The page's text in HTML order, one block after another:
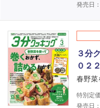
発売日
３分
０２
春野菜
特別定価
発売日